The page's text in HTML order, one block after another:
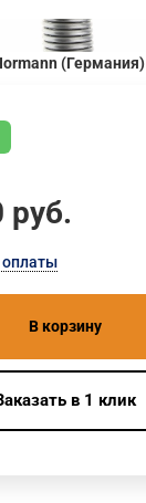
(Германия)
руб.
оплаты
В корзину
в 1 клик